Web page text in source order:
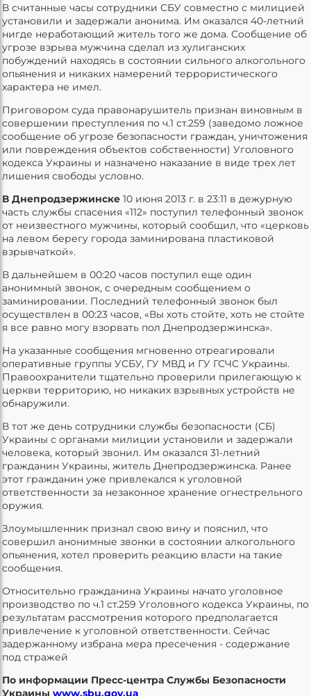
В считанные часы сотрудники СБУ совместно с милицией
установили и задержали анонима. Им оказался 40-летний
нигде неработающий житель того же дома. Сообщение об
угрозе взрыва мужчина сделал из хулиганских
побуждений находясь в состоянии сильного алкогольного
опьянения и никаких намерений террористического
характера не имел.
Приговором суда правонарушитель признан виновным в
совершении преступления по ч.1 ст.259 (заведомо ложное
сообщение об угрозе безопасности граждан, уничтожения
или повреждения объектов собственности) Уголовного
кодекса Украины и назначено наказание в виде трех лет
лишения свободы условно.
В Днепродзержинске 10 июня 2013 г. в 23:11 в дежурную
часть службы спасения «112» поступил телефонный звонок
от неизвестного мужчины, который сообщил, что «церковь
на левом берегу города заминирована пластиковой
взрывчаткой».
В дальнейшем в 00:20 часов поступил еще один
анонимный звонок, с очередным сообщением о
заминировании. Последний телефонный звонок был
осуществлен в 00:23 часов, «Вы хоть стойте, хоть не стойте
я все равно могу взорвать пол Днепродзержинска».
На указанные сообщения мгновенно отреагировали
оперативные группы УСБУ, ГУ МВД и ГУ ГСЧС Украины.
Правоохранители тщательно проверили прилегающую к
церкви территорию, но никаких взрывных устройств не
обнаружили.
В тот же день сотрудники службы безопасности (СБ)
Украины с органами милиции установили и задержали
человека, который звонил. Им оказался 31-летний
гражданин Украины, житель Днепродзержинска. Ранее
этот гражданин уже привлекался к уголовной
ответственности за незаконное хранение огнестрельного
оружия.
Злоумышленник признал свою вину и пояснил, что
совершил анонимные звонки в состоянии алкогольного
опьянения, хотел проверить реакцию власти на такие
сообщения.
Относительно гражданина Украины начато уголовное
производство по ч.1 ст.259 Уголовного кодекса Украины, по
результатам рассмотрения которого предполагается
привлечение к уголовной ответственности. Сейчас
задержанному избрана мера пресечения - содержание
под стражей
По информации Пресс-центра Службы Безопасности
Украины www.sbu.gov.ua